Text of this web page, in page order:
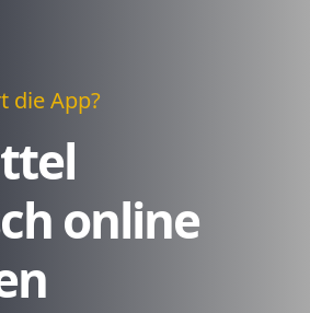
die App?
online